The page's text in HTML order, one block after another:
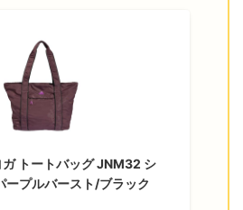
トートバッグ JNM32 シ
ープルバースト/ブラック